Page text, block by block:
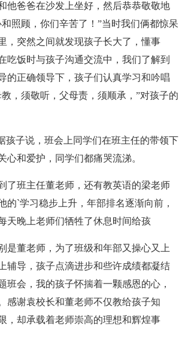
他爸爸在沙发上坐好，然后恭恭敬敬地
照顾，你们辛苦了！”当时我们俩都惊呆
，突然之间就发现孩子长大了，懂事
吃饭时与孩子沟通交流中，我们了解到
的正确领导下，孩子们认真学习和吟唱
，须敬听，父母责，须顺承，”对孩子的
孩子说，班会上同学们在班主任的带领下
和爱护，同学们都痛哭流涕。
了班主任董老师，还有教英语的梁老师
`学习稳步上升，年部排名逐渐向前，
天晚上老师们牺牲了休息时间给孩
是董老师，为了班级和年部又操心又上
辅导，孩子点滴进步和些许成绩都凝结
会，我的孩子怀揣着一颗感恩的心，
感谢袁校长和董老师不仅教给孩子知
，却承载着老师崇高的理想和辉煌事